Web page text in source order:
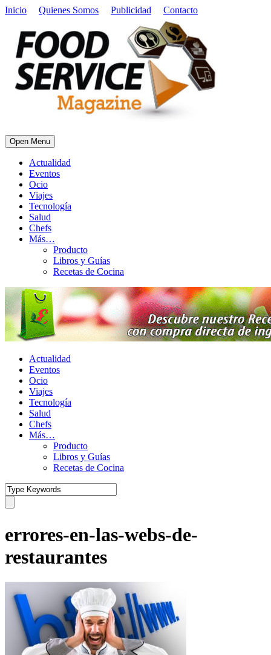
Inicio Quienes Somos Publicidad Contacto
Open Menu
Actualidad
Eventos
Ocio
Viajes
Tecnología
Salud
Chefs
Más…
Producto
Libros y Guías
Recetas de Cocina
Actualidad
Eventos
Ocio
Viajes
Tecnología
Salud
Chefs
Más…
Producto
Libros y Guías
Recetas de Cocina
errores-en-las-webs-de-
restaurantes